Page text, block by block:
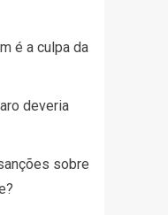
é a culpa da
deveria
sobre